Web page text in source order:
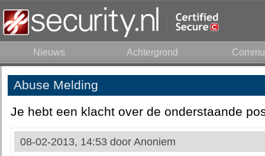
Nieuws Achtergrond
Abuse Melding
Je hebt een klacht over de onderstaande
08-02-2013, 14:53 door Anoniem